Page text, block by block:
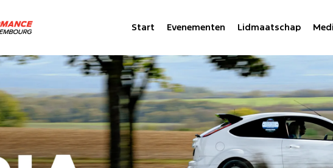
Start Evenementen Lidmaatschap